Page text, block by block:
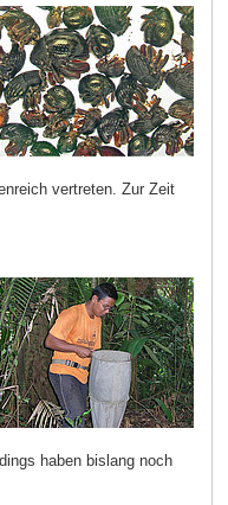
vertreten. Zur Zeit
haben bislang noch